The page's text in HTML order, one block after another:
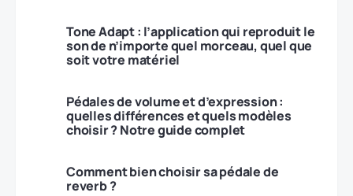
Tone Adapt : l’application qui reproduit le
son de n’importe quel morceau, quel que
soit votre matériel
Pédales de volume et d’expression :
quelles différences et quels modèles
choisir ? Notre guide complet
Comment bien choisir sa pédale de
reverb ?